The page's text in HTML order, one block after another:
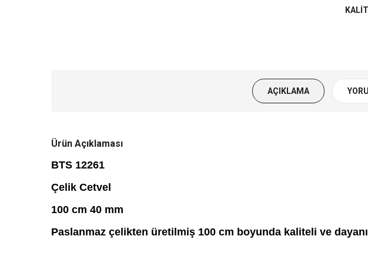
LEHIM KAYNAK MUM
MUSLUK VE UZATMA
AÇIKLAMA
Ürün Açıklaması
BTS 12261
Çelik Cetvel
100 cm 40 mm
Paslanmaz çelikten üretilmiş 100 cm boyunda kaliteli ve